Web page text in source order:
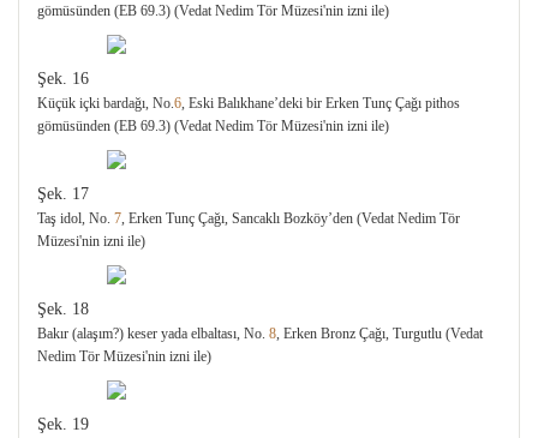
gömüsünden (EB 69.3) (Vedat Nedim Tör Müzesi'nin izni ile)
Şek. 16
Küçük içki bardağı, No.6, Eski Balıkhane’deki bir Erken Tunç Çağı pithos
gömüsünden (EB 69.3) (Vedat Nedim Tör Müzesi'nin izni ile)
Şek. 17
Taş idol, No. 7, Erken Tunç Çağı, Sancaklı Bozköy’den (Vedat Nedim Tör
Müzesi'nin izni ile)
Şek. 18
Bakır (alaşım?) keser yada elbaltası, No. 8, Erken Bronz Çağı, Turgutlu (Vedat
Nedim Tör Müzesi'nin izni ile)
Şek. 19